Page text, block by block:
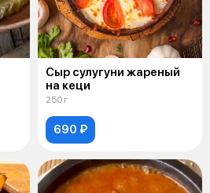
Сыр сулугуни жареный
на кеци
250 г
690 ₽